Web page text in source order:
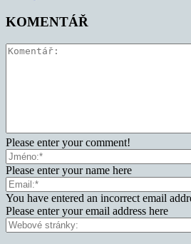
KOMENTÁŘ
Please enter your comment!
Please enter your name here
You have entered an incorrect email
Please enter your email address here